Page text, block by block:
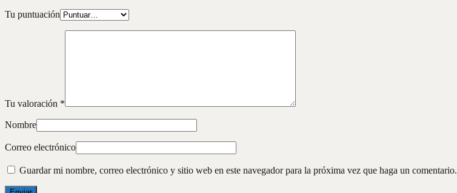
Tu puntuación
Tu valoración *
Nombre
Correo electrónico
Guardar mi nombre, correo electrónico y sitio web en este navegador para la próxima vez que haga un comentario.